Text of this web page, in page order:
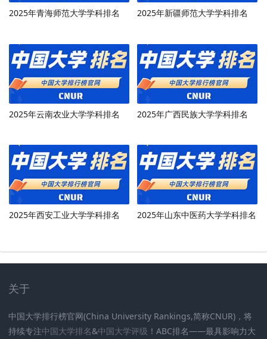
2025年青海师范大学学科排名 2025年新疆师范大学学科排名
2025年云南农业大学学科排名 2025年广西民族大学学科排名
2025年西安工业大学学科排名 2025年山东中医药大学学科排名
关于
中国大学排行榜官网(China University Rankings,简称CNUR)，将
持续专注中国大学排名&中国大学评级 ！ABC排名——最具影响力大